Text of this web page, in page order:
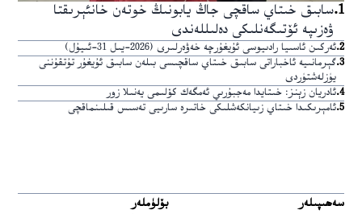
1
.سابىق خىتاي ساقچى جاڭ يابونىڭ خوتەن خانئېرىقتا
ۋەزىپە ئۆتىگەنلىكى دەلىللەندى
2
.ئەركىن ئاسىيا رادىيوسى ئۇيغۇرچە خەۋەرلىرى (2026-يىل 31-ئىيۇل)
3
.گېرمانىيە ئاخباراتى سابىق خىتاي ساقچىسى بىلەن سابىق ئۇيغۇر تۇتقۇننى
يۈزلەشتۈردى
4
.ئادريان زېنز: خىتايدا مەجبۇرىي ئەمگەك كۆلىمى يەنىلا زور
5
.ئامېرىكىدا خىتاي زىيانكەشلىكى خاتىرە سارىيى تەسىس قىلىنماقچى
سەھىپىلەر
بۆلۈملەر